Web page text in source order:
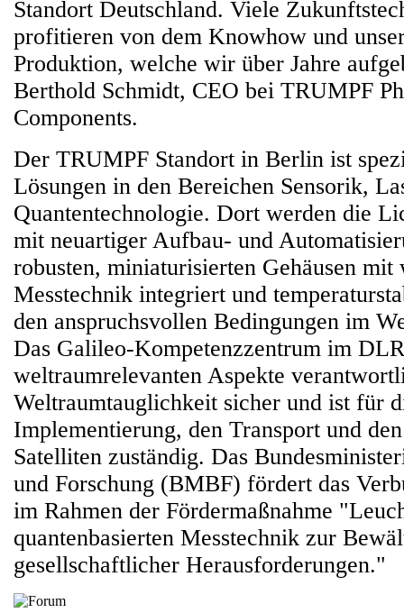
Standort Deutschland. Viele
profitieren von dem Knowhow und
Produktion, welche wir über Jahre
Berthold Schmidt, CEO bei TRUMPF
Components.
Der TRUMPF Standort in Berlin ist
Lösungen in den Bereichen Sensorik,
Quantentechnologie. Dort werden die
mit neuartiger Aufbau- und
robusten, miniaturisierten Gehäusen mit
Messtechnik integriert und
den anspruchsvollen Bedingungen im
Das Galileo-Kompetenzzentrum im
weltraumrelevanten Aspekte
Weltraumtauglichkeit sicher und ist für
Implementierung, den Transport und
Satelliten zuständig. Das
und Forschung (BMBF) fördert das
im Rahmen der Fördermaßnahme
quantenbasierten Messtechnik zur
gesellschaftlicher Herausforderungen."